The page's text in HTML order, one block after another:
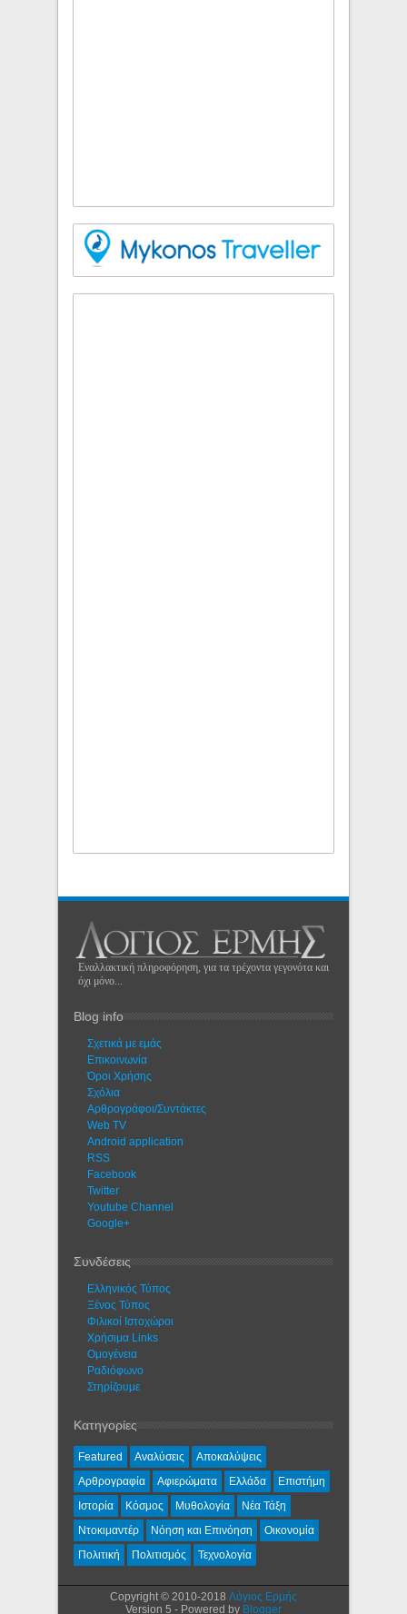
Εναλλακτική πληροφόρηση, για τα τρέχοντα γεγονότα και
όχι μόνο...
Blog info
Σχετικά με εμάς
Eπικοινωνία
Όροι Χρήσης
Σχόλια
Αρθρογράφοι/Συντάκτες
Web TV
Android application
RSS
Facebook
Twitter
Youtube Channel
Google+
Συνδέσεις
Ελληνικός Τύπος
Ξένος Τύπος
Φιλικοί Ιστοχώροι
Χρήσιμα Links
Ομογένεια
Ραδιόφωνο
Στηρίζουμε
Κατηγορίες
Featured Αναλύσεις
Αποκαλύψεις
Αρθρογραφία
Αφιερώματα Ελλάδα
Επιστήμη
Ιστορία
Κόσμος Μυθολογία
Νέα Τάξη
Ντοκιμαντέρ
Νόηση και Επινόηση
Οικονομία
Πολιτική
Πολιτισμός Τεχνολογία
Copyright © 2010-2018 Λόγιος Ερμής
Version 5 - Powered by Blogger